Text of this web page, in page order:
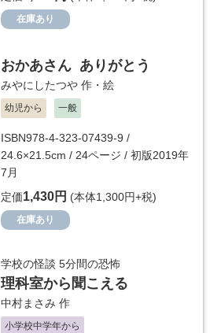
在庫あり
おかあさん ありがとう
みやにしたつや 作・絵
幼児から 一般
ISBN978-4-323-07439-9 /
24.6×21.5cm / 24ページ / 初版2019年
7月
定価1,430円 (本体1,300円+税)
在庫あり
学校の怪談 5分間の恐怖
理科室から聞こえる
中村まさみ 作
小学校中学年から